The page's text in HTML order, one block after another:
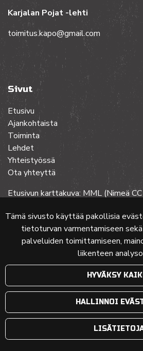
Tämä sivusto käyttää pakollisia
tietoturvan varmentamiseen
palveluiden toimittamiseen,
liikenteen
HYVÄKSY
HALLINNOI
Karjalan Pojat -lehti
toimitus.kapo@gmail.com
Sivut
Etusivu
Ajankohtaista
Toiminta
Lehdet
Yhteistyössä
Ota yhteyttä
Etusivun karttakuva: MML (Nimeä
© 2024 PKMT | VerkkosivuatFlow